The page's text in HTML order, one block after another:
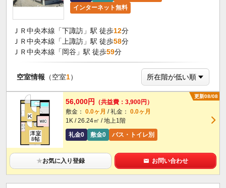
インターネット無料
ＪＲ中央本線「下諏訪」駅 徒歩12分
ＪＲ中央本線「上諏訪」駅 徒歩58分
ＪＲ中央本線「岡谷」駅 徒歩59分
空室情報 （空室1）
更新08/08
56,000円
（共益費：3,900円）
敷金： 0.0ヶ月 / 礼金： 0.0ヶ月
1K / 26.24㎡ / 地上1階
礼金0
敷金0 バス・トイレ別
★お気に入り登録 お問い合わせ